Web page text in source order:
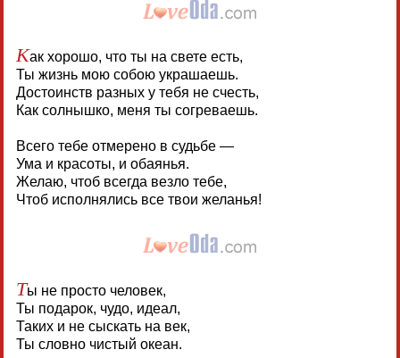
Как хорошо, что ты на свете есть,
Ты жизнь мою собою украшаешь.
Достоинств разных у тебя не счесть,
Как солнышко, меня ты согреваешь.
Всего тебе отмерено в судьбе —
Ума и красоты, и обаянья.
Желаю, чтоб всегда везло тебе,
Чтоб исполнялись все твои желанья!
Ты не просто человек,
Ты подарок, чудо, идеал,
Таких и не сыскать на век,
Ты словно чистый океан.